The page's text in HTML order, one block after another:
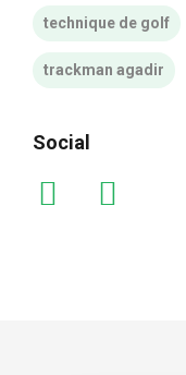
technique de golf
trackman agadir
Social